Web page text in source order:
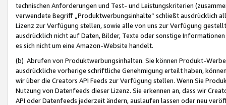
technischen Anforderungen und Test- und Leistungskriterien
verwendete Begriff „Produktwerbungsinhalte“ schließt ausdrücklich
Lizenz zur Verfügung stellen, sowie alle von uns zur Verfügung
ausdrücklich nicht auf Daten, Bilder, Texte oder sonstige
es sich nicht um eine Amazon-Website handelt.
(b) Abrufen von Produktwerbungsinhalten. Sie können Produkt-
ausdrückliche vorherige schriftliche Genehmigung erteilt haben,
wir über die Creators API Feeds zur Verfügung stellen. Wenn Sie
Nutzung von Datenfeeds dieser Lizenz. Sie erkennen an, dass wir
API oder Datenfeeds jederzeit ändern, auslaufen lassen oder neu